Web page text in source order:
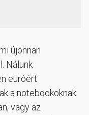
újonnan
Nálunk
euróért
a notebookoknak
vagy az